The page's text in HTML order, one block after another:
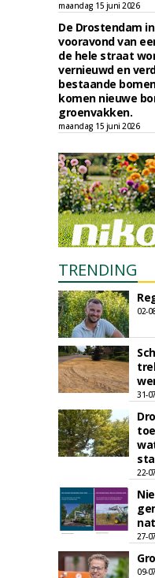
maandag 15 juni 2026
De Drostendam
vooravond van
de hele straat
vernieuwd en
bestaande
komen nieuwe
groenvakken.
maandag 15 juni 2026
TRENDING
02-
31-
22-
27-
09-